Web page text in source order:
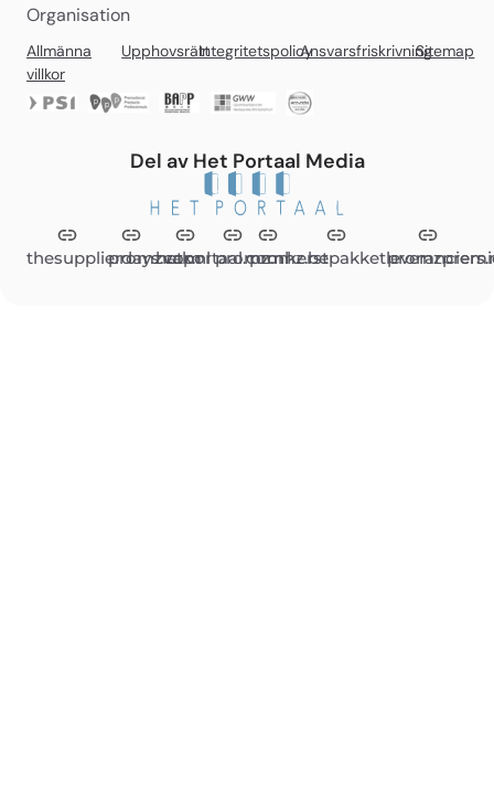
Organisation
Allmänna
villkor
UpphovsrättIntegritetspolicyAnsvarsfriskrivningSitemap
Del av Het Portaal Media
thesupplierdays.com
promzvak.nl
hetportaal.com
promz.nl
promz.be